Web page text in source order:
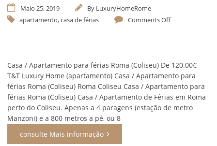
Maio 25, 2019 By LuxuryHomeRome
apartamento,casa de férias Comments Off
Casa / Apartamento para férias Roma (Coliseu) De 120.00€
T&T Luxury Home (apartamento) Casa / Apartamento para
férias Roma (Coliseu) Roma Coliseu Casa / Apartamento para
férias Roma (Coliseu) Casa / Apartamento de Férias em Roma
perto do Coliseu. Apenas a 4 paragens (estação de metro
Manzoni) e a 800 metros a pé, ou 8
consulte Mais informação